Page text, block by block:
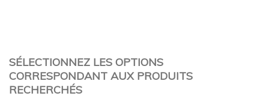
SÉLECTIONNEZ LES OPTIONS
CORRESPONDANT AUX PRODUITS
RECHERCHÉS